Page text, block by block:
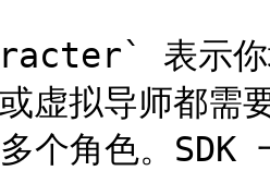
表示你
虚拟导师都
个角色。SDK